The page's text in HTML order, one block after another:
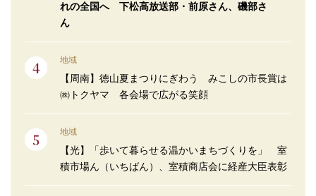
れの全国へ 下松高放送部・前原さん、磯部さ
ん
地域
【周南】徳山夏まつりにぎわう みこしの市長賞は
㈱トクヤマ 各会場で広がる笑顔
地域
【光】「歩いて暮らせる温かいまちづくりを」 室
積市場ん（いちばん）、室積商店会に経産大臣表彰